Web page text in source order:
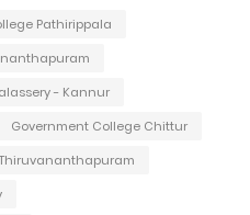
Pathirippala
- Kannur
Government College Chittur